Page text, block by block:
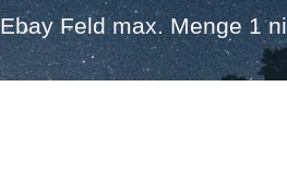
Ebay Feld max. Menge 1